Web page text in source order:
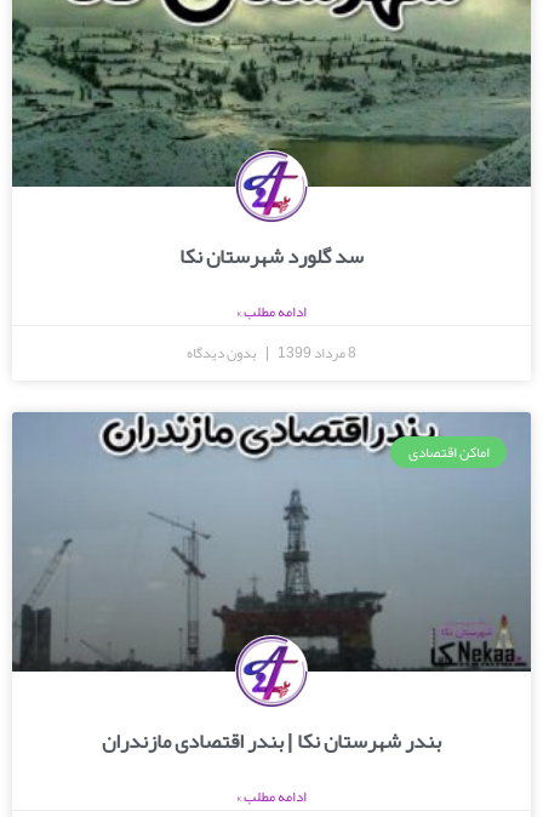
سد گلورد شهرستان نکا
ادامه مطلب »
8 مرداد 1399
بدون دیدگاه
اماکن اقتصادی
بندر شهرستان نکا | بندر اقتصادی مازندران
ادامه مطلب »